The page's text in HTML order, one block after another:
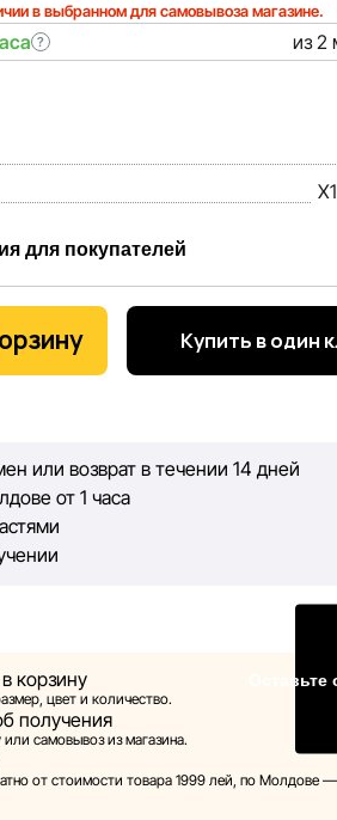
в выбранном для самовывоза магазине.
? из 2
для покупателей
день мы работаем над тем, чтобы
и услугах, представленная на
информацией, чтобы вы
постоянный контроль, Sportlandia
точность всех данных,
технических ошибок или сбоев.
ссылки на которые могут быть
за собой право в одностороннем
уведомления вносить изменения в
свойства товаров.
на сайте, являются
Купить в один
или возврат в течении 14 дней
от 1 часа
корзину
цвет и количество.
получения
самовывоз из магазина.
от стоимости товара 1999 лей, по Молдове —
Оставьте